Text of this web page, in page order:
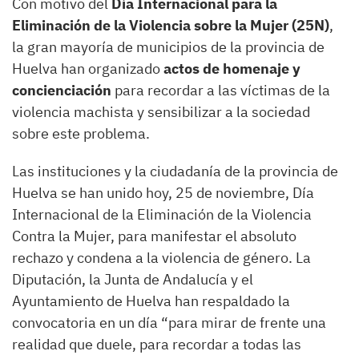
Eliminación de la Violencia sobre la Mujer (25N),
la gran mayoría de municipios de la provincia de
Huelva han organizadoactos de homenaje y
concienciación para recordar a las víctimas de la
violencia machista y sensibilizar a la sociedad
sobre este problema.
Las instituciones y la ciudadanía de la provincia de
Huelva se han unido hoy, 25 de noviembre, Día
Internacional de la Eliminación de la Violencia
Contra la Mujer, para manifestar el absoluto
rechazo y condena a la violencia de género. La
Diputación, la Junta de Andalucía y el
Ayuntamiento de Huelva han respaldado la
convocatoria en un día “para mirar de frente una
realidad que duele, para recordar a todas las